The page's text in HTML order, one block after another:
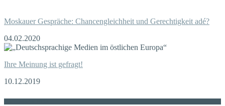
Moskauer Gespräche: Chancengleichheit und Gerechtigkeit adé?
04.02.2020
Ihre Meinung ist gefragt!
10.12.2019